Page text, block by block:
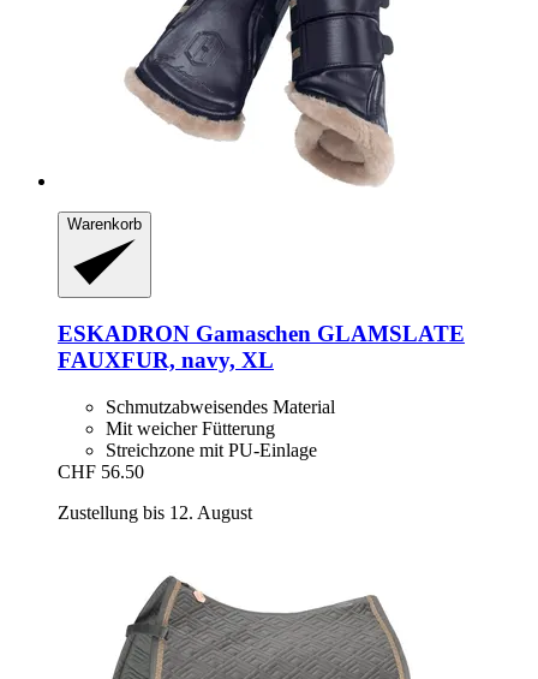
Warenkorb
ESKADRON Gamaschen GLAMSLATE
FAUXFUR, navy, XL
Schmutzabweisendes Material
Mit weicher Fütterung
Streichzone mit PU-Einlage
CHF 56.50
Zustellung bis 12. August